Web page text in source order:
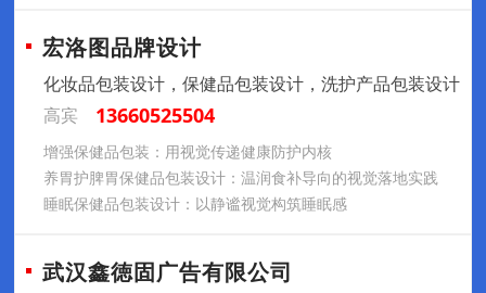
宏洛图品牌设计
化妆品包装设计，保健品包装设计，洗护产品包装设计
高宾
13660525504
增强保健品包装：用视觉传递健康防护内核
养胃护脾胃保健品包装设计：温润食补导向的视觉落地实践
睡眠保健品包装设计：以静谧视觉构筑睡眠感
武汉鑫徳固广告有限公司